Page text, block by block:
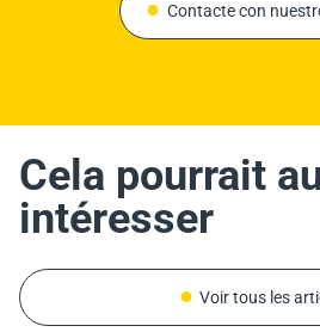
Contacte con
Cela pourrait
intéresser
Voir tous les